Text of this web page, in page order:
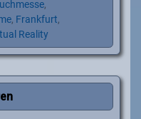
,
, Frankfurt,
Reality